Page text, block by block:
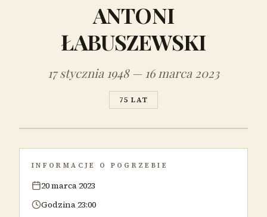
ANTONI
ŁABUSZEWSKI
17 stycznia 1948 — 16 marca 2023
75 LAT
INFORMACJE O POGRZEBIE
20 marca 2023
Godzina 23:00